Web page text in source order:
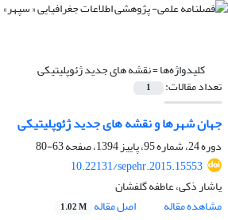
کلیدواژه‌ها =نقشه های جدید ژئوپلیتیکی
تعداد مقالات: 1
جهان شهرها و نقشه های جدید ژئوپلیتیکی
دوره 24، شماره 95، پاییز 1394، صفحه
63-80
10.22131/sepehr.2015.15553
یاشار ذکی، عاطفه گلفشان
مشاهده مقاله
اصل مقاله 1.02 M